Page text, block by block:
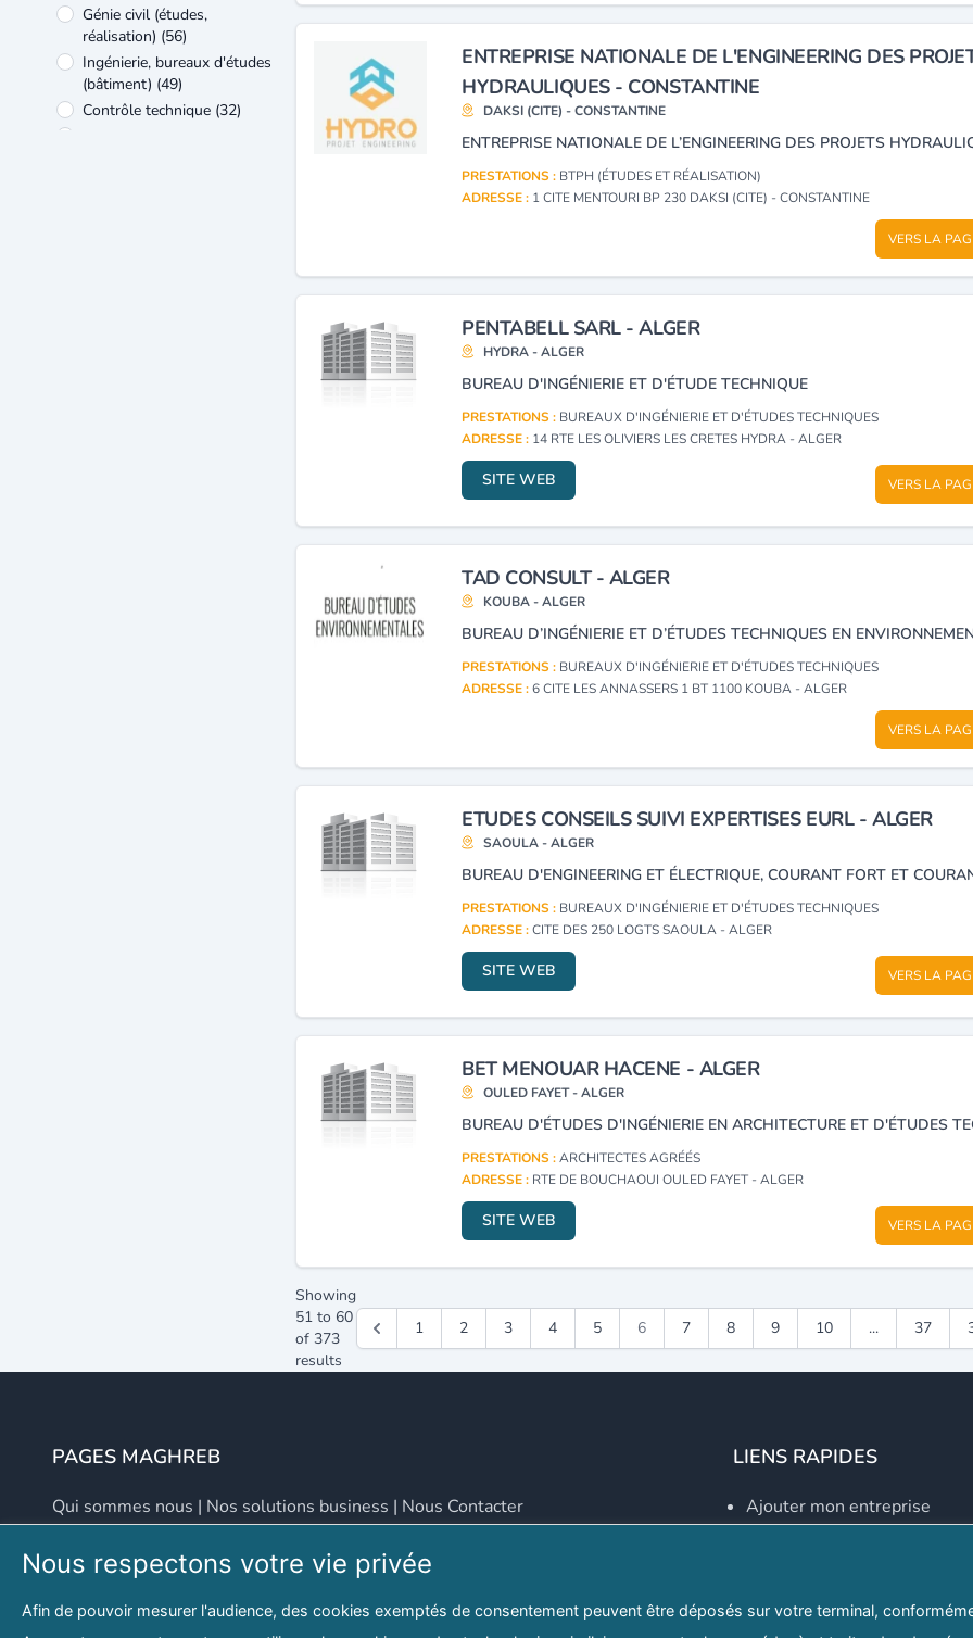
Génie civil (études,
réalisation) (56)
Ingénierie, bureaux d'études
(bâtiment) (49)
Contrôle technique (32)
ENTREPRISE NATIONALE DE L'ENGINEERING DES
HYDRAULIQUES - CONSTANTINE
DAKSI (CITE) - CONSTANTINE
ENTREPRISE NATIONALE DE L’ENGINEERING DES PROJETS
PRESTATIONS : BTPH (ÉTUDES ET RÉALISATION)
ADRESSE : 1 CITE MENTOURI BP 230 DAKSI (CITE) - CONSTANTINE
VERS LA
PENTABELL SARL - ALGER
HYDRA - ALGER
BUREAU D'INGÉNIERIE ET D'ÉTUDE TECHNIQUE
PRESTATIONS : BUREAUX D'INGÉNIERIE ET D'ÉTUDES TECHNIQUES
ADRESSE : 14 RTE LES OLIVIERS LES CRETES HYDRA - ALGER
SITE WEB VERS LA
TAD CONSULT - ALGER
KOUBA - ALGER
PRESTATIONS : BUREAUX D'INGÉNIERIE ET D'ÉTUDES TECHNIQUES
ADRESSE :6 CITE LES ANNASSERS 1 BT 1100 KOUBA - ALGER
VERS LA
ETUDES CONSEILS SUIVI EXPERTISES EURL - ALGER
SAOULA - ALGER
PRESTATIONS : BUREAUX D'INGÉNIERIE ET D'ÉTUDES TECHNIQUES
ADRESSE :CITE DES 250 LOGTS SAOULA - ALGER
SITE WEB VERS LA
BET MENOUAR HACENE - ALGER
OULED FAYET - ALGER
PRESTATIONS :ARCHITECTES AGRÉÉS
ADRESSE : RTE DE BOUCHAOUI OULED FAYET - ALGER
SITE WEB VERS LA
Showing
51 to 60
of 373
results
1 2 3 4 5 6 7 8 9 10 ... 37
PAGES MAGHREB
Qui sommes nous | Nos solutions business | Nous Contacter
LIENS RAPIDES
Ajouter mon entreprise
Explorer par secteurs
Nous respectons votre vie privée
Afin de pouvoir mesurer l'audience, des cookies exemptés de consentement peuvent être déposés sur votre terminal,